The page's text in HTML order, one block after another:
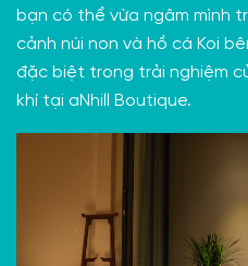
bạn có thể vừa ngâm mình
cảnh núi non và hồ cá Koi
đặc biệt trong trải nghiệm
khí tại aNhill Boutique.